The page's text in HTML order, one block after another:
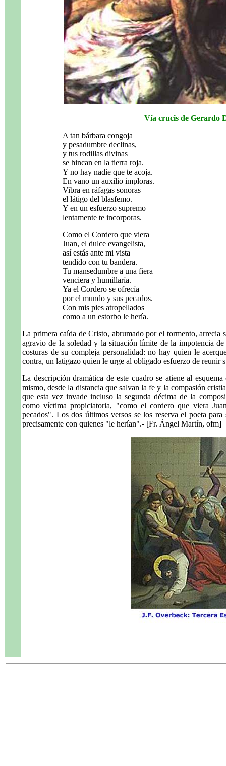
Vía crucis de Gerardo
A tan bárbara congoja
y pesadumbre declinas,
y tus rodillas divinas
se hincan en la tierra roja.
Y no hay nadie que te acoja.
En vano un auxilio imploras.
Vibra en ráfagas sonoras
el látigo del blasfemo.
Y en un esfuerzo supremo
lentamente te incorporas.
Como el Cordero que viera
Juan, el dulce evangelista,
así estás ante mi vista
tendido con tu bandera.
Tu mansedumbre a una fiera
venciera y humillaría.
Ya el Cordero se ofrecía
por el mundo y sus pecados.
Con mis pies atropellados
como a un estorbo le hería.
La primera caída de Cristo, abrumado por el tormento, arrecia
agravio de la soledad y la situación límite de la impotencia
costuras de su compleja personalidad: no hay quien le
contra, un latigazo quien le urge al obligado esfuerzo de reunir
La descripción dramática de este cuadro se atiene al
mismo, desde la distancia que salvan la fe y la compasión
que esta vez invade incluso la segunda décima de la
como víctima propiciatoria, "como el cordero que viera
pecados". Los dos últimos versos se los reserva el poeta
precisamente con quienes "le herían".- [Fr. Ángel Martín, ofm]